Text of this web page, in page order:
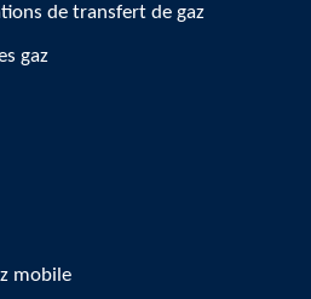
de transfert de gaz
gaz
mobile